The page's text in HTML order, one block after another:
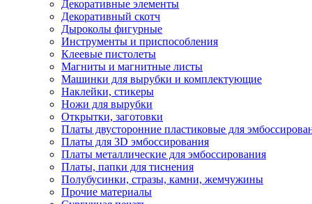
Декоративные элементы
Декоративный скотч
Дыроколы фигурные
Инструменты и приспособления
Клеевые пистолеты
Магниты и магнитные листы
Машинки для вырубки и комплектующие
Наклейки, стикеры
Ножи для вырубки
Открытки, заготовки
Платы двусторонние пластиковые для
Платы для 3D эмбоссирования
Платы металлические для эмбоссирования
Платы, папки для тиснения
Полубусинки, стразы, камни, жемчужины
Прочие материалы